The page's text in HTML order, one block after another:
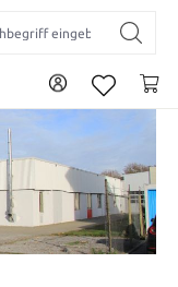
Zu Ihrem Konto